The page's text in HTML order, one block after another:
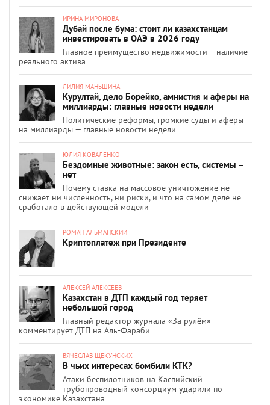
ИРИНА МИРОНОВА
Дубай после бума: стоит ли казахстанцам
инвестировать в ОАЭ в 2026 году
Главное преимущество недвижимости – наличие
реального актива
ЛИЛИЯ МАНЬШИНА
Курултай, дело Борейко, амнистия и аферы на
миллиарды: главные новости недели
Политические реформы, громкие суды и аферы
на миллиарды — главные новости недели
ЮЛИЯ КОВАЛЕНКО
Бездомные животные: закон есть, системы –
нет
Почему ставка на массовое уничтожение не
снижает ни численность, ни риски, и что на самом деле не
сработало в действующей модели
РОМАН АЛЬМАНСКИЙ
Криптоплатеж при Президенте
АЛЕКСЕЙ АЛЕКСЕЕВ
Казахстан в ДТП каждый год теряет
небольшой город
Главный редактор журнала «За рулём»
комментирует ДТП на Аль-Фараби
ВЯЧЕСЛАВ ЩЕКУНСКИХ
В чьих интересах бомбили КТК?
Атаки беспилотников на Каспийский
трубопроводный консорциум ударили по
экономике Казахстана